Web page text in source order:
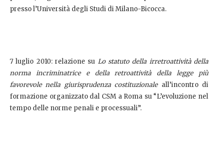
presso l’Università degli Studi di Milano-Bicocca.
7 luglio 2010: relazione su Lo statuto della irretroattività della
norma incriminatrice e della retroattività della legge più
favorevole nella giurisprudenza costituzionaleall’incontro di
formazione organizzato dal CSM a Roma su “L’evoluzione nel
tempo delle norme penali e processuali”.